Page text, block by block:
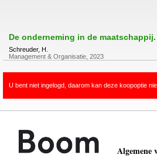
De onderneming in de
Schreuder, H.
Management & Organisatie, 2023
U bent niet ingelogd, daarom kan deze koopoptie
Algemene